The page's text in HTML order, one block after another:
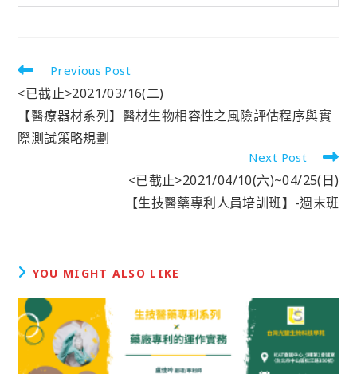
Previous Post
<已截止>2021/03/16(二)
【醫療器材系列】醫材生物相容性之風險評估程序與實
際測試策略規劃
Next Post
<已截止>2021/04/10(六)~04/25(日)
【生技醫藥專利人員培訓班】-週末班
YOU MIGHT ALSO LIKE